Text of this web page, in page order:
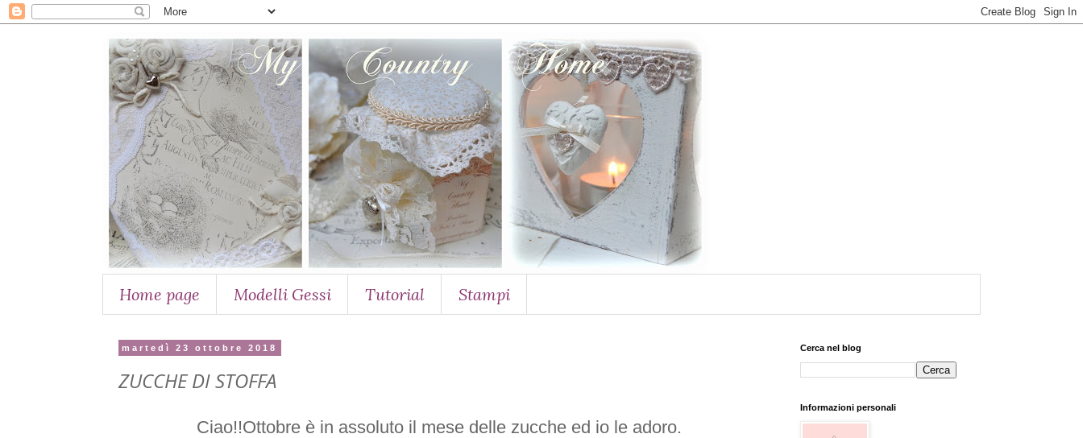
Home page Modelli Gessi Tutorial Stampi
martedì 23 ottobre 2018
ZUCCHE DI STOFFA
Ciao!!Ottobre è in assoluto il mese delle zucche ed io le adoro.
Cerca nel blog
Informazioni personali